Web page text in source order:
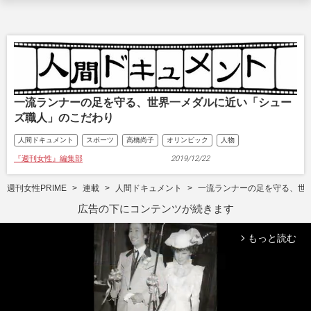
一流ランナーの足を守る、世界一メダルに近い「シュー
ズ職人」のこだわり
人間ドキュメント スポーツ 高橋尚子 オリンピック 人物
『週刊女性』編集部 2019/12/22
週刊女性PRIME 連載 人間ドキュメント 一流ランナーの足を守る、世
広告の下にコンテンツが続きます
arrow_forward_ios もっと読む